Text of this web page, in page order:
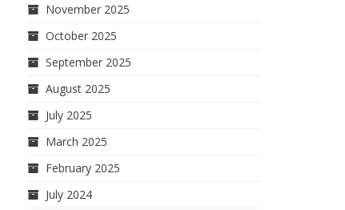
November 2025
October 2025
September 2025
August 2025
July 2025
March 2025
February 2025
July 2024